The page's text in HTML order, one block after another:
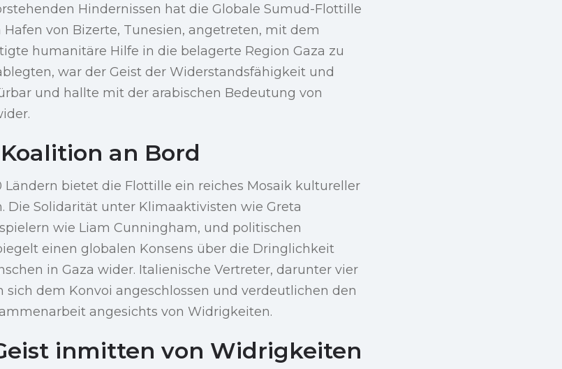
Hindernissen hat die Globale Sumud-Flottille
Hafen von Bizerte, Tunesien, angetreten, mit dem
humanitäre Hilfe in die belagerte Region Gaza zu
war der Geist der Widerstandsfähigkeit und
und hallte mit der arabischen Bedeutung von
an Bord
bietet die Flottille ein reiches Mosaik kultureller
Die Solidarität unter Klimaaktivisten wie Greta
wie Liam Cunningham, und politischen
einen globalen Konsens über die Dringlichkeit
in Gaza wider. Italienische Vertreter, darunter vier
dem Konvoi angeschlossen und verdeutlichen den
angesichts von Widrigkeiten.
inmitten von Widrigkeiten